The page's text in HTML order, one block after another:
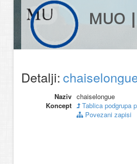
MUO
Detalji:
Naziv chaiselongue
Koncept
Tablica podgrupa
Povezani zapisi